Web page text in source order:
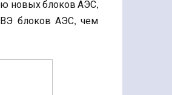
новых блоков АЭС,
ВЭ блоков АЭС, чем